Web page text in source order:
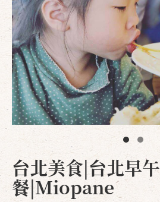
台北美食|台北早午
餐|Miopane